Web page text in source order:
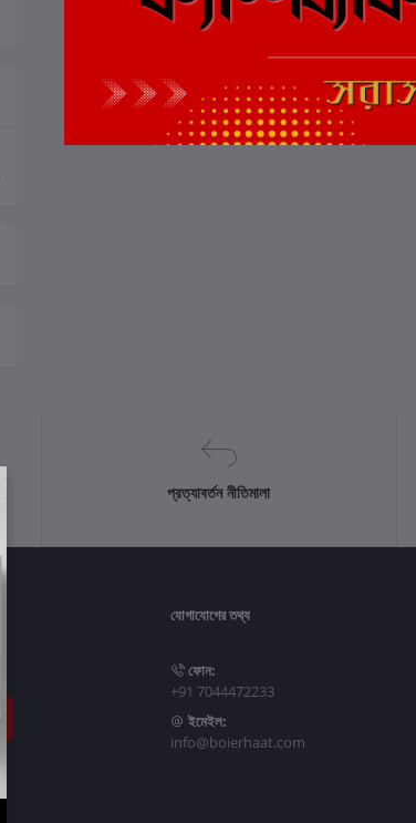
প্রত্যাবর্তন নীতিমালা
যোগাযোগের তথ্য
ফোন:
+91 7044472233
ইমেইল:
info@boierhaat.com